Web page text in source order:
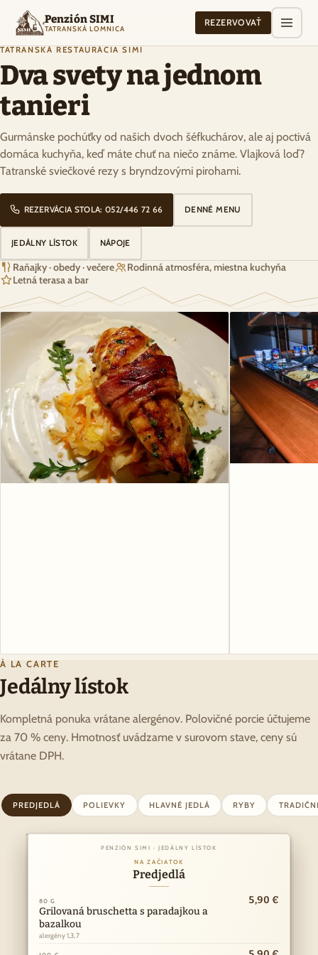
Penzión SIMI
TATRANSKÁ LOMNICA
REZERVOVAŤ
TATRANSKÁ REŠTAURÁCIA SIMI
Dva svety na jednom
tanieri
Gurmánske pochúťky od našich dvoch šéfkuchárov, ale aj poctivá
domáca kuchyňa, keď máte chuť na niečo známe. Vlajková loď?
Tatranské sviečkové rezy s bryndzovými pirohami.
REZERVÁCIA STOLA: 052/446 72 66 DENNÉ MENU
JEDÁLNY LÍSTOK NÁPOJE
Raňajky · obedy · večere
Rodinná atmosféra, miestna kuchyňa
Letná terasa a bar
À LA CARTE
Jedálny lístok
Kompletná ponuka vrátane alergénov. Polovičné porcie účtujeme
za 70 % ceny. Hmotnosť uvádzame v surovom stave, ceny sú
vrátane DPH.
PREDJEDLÁ POLIEVKY HLAVNÉ JEDLÁ RYBY
PENZIÓN SIMI · JEDÁLNY LÍSTOK
NA ZAČIATOK
Predjedlá
80 G
Grilovaná bruschetta s paradajkou a
bazalkou
5,90 €
alergény 1,3,7
PENZIÓN SIMI · JEDÁLNY LÍSTOK
Z NAŠEJ KUCHYNE
Hlavné jedlá
150 G
Vyprážaný bravčový alebo kurací rezeň
10,90 €
alergény 1,3,7
150 G
Kurací steak